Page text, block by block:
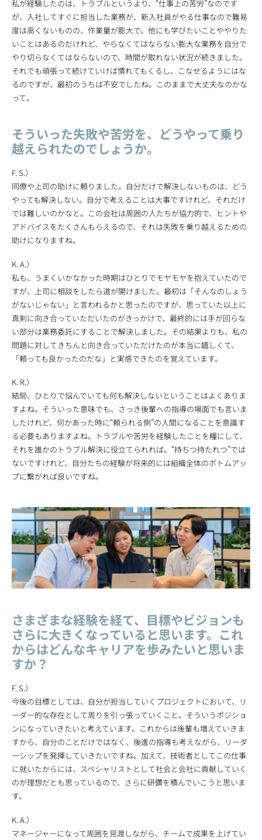
私が経験したのは、トラブルというより、“仕事上の苦労”なのです
が、入社してすぐに担当した業務が、新入社員がやる仕事なので難易
度は高くないものの、作業量が膨大で。他にも学びたいことややりた
いことはあるのだけれど、やらなくてはならない膨大な業務を自分で
やり切らなくてはならないので、時間が取れない状況が続きました。
それでも頑張って続けていけば慣れてもくるし、こなせるようにはな
るのですが、最初のうちは不安でしたね。このままで大丈夫なのかな
って。
そういった失敗や苦労を、どうやって乗り
越えられたのでしょうか。
F. S.）
同僚や上司の助けに頼りました。自分だけで解決しないものは、どう
やっても解決しない。自分で考えることは大事ですけれど、それだけ
では難しいのかなと。この会社は周囲の人たちが協力的で、ヒントや
アドバイスをたくさんもらえるので、それは失敗を乗り越えるための
助けになりますね。
K. A.）
私も、うまくいかなかった時期はひとりでモヤモヤを抱えていたので
すが、上司に相談をしたら道が開けました。最初は「そんなのしょう
がないじゃない」と言われるかと思ったのですが、思っていた以上に
真剣に向き合っていただいたのがきっかけで、最終的には手が回らな
い部分は業務委託にすることで解決しました。その結果よりも、私の
問題に対してきちんと向き合っていただけたのが本当に嬉しくて、
「頼っても良かったのだな」と実感できたのを覚えています。
K. R.）
結局、ひとりで悩んでいても何も解決しないということはよくありま
すよね。そういった意味でも、さっき後輩への指導の場面でも言いま
したけれど、何かあった時に“頼られる側”の人間になることを意識す
る必要もありますよね。トラブルや苦労を経験したことを糧にして、
それを誰かのトラブル解決に役立てられれば。“持ちつ持たれつ”では
ないですけれど、自分たちの経験が将来的には組織全体のボトムアッ
プに繋がれば良いですね。
さまざまな経験を経て、目標やビジョンも
さらに大きくなっていると思います。これ
からはどんなキャリアを歩みたいと思いま
すか？
F. S.）
今後の目標としては、自分が担当していくプロジェクトにおいて、リ
ーダー的な存在として周りを引っ張っていくこと。そういうポジショ
ンになっていきたいと考えています。これからは後輩も増えていきま
すから、自分のことだけではなく、後進の指導も考えながら、リーダ
ーシップを発揮していきたいですね。加えて、技術者としてこの仕事
に就いたからには、スペシャリストとして社会と会社に貢献していく
のが理想だとも思っているので、さらに研鑽を積んでいこうと思いま
す。
K. A.）
マネージャーになって周囲を見渡しながら、チームで成果を上げてい